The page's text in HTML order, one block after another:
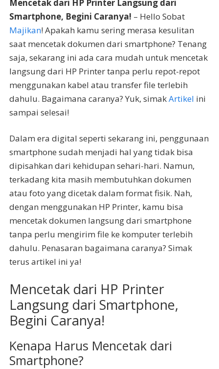
Mencetak dari HP Printer Langsung dari
Smartphone, Begini Caranya! – Hello Sobat
Majikan! Apakah kamu sering merasa kesulitan
saat mencetak dokumen dari smartphone? Tenang
saja, sekarang ini ada cara mudah untuk mencetak
langsung dari HP Printer tanpa perlu repot-repot
menggunakan kabel atau transfer file terlebih
dahulu. Bagaimana caranya? Yuk, simakArtikel ini
sampai selesai!
Dalam era digital seperti sekarang ini, penggunaan
smartphone sudah menjadi hal yang tidak bisa
dipisahkan dari kehidupan sehari-hari. Namun,
terkadang kita masih membutuhkan dokumen
atau foto yang dicetak dalam format fisik. Nah,
dengan menggunakan HP Printer, kamu bisa
mencetak dokumen langsung dari smartphone
tanpa perlu mengirim file ke komputer terlebih
dahulu. Penasaran bagaimana caranya? Simak
terus artikel ini ya!
Mencetak dari HP Printer
Langsung dari Smartphone,
Begini Caranya!
Kenapa Harus Mencetak dari
Smartphone?